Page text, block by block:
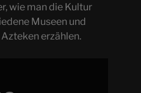
wie man die Kultur
Museen und
erzählen.